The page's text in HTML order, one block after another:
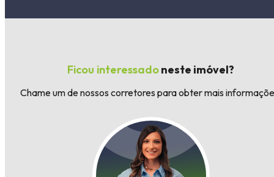
Ficou interessadoneste imóvel?
Chame um de nossos corretores para obter mais